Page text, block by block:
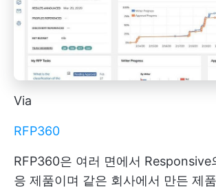
Via
RFP360
RFP360은 여러 면에서 Responsive
응 제품이며 같은 회사에서 만든 제